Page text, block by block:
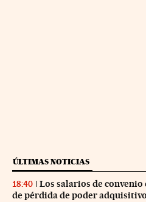
ÚLTIMAS NOTICIAS
18:40
Los salarios de convenio
de pérdida de poder adquisitivo